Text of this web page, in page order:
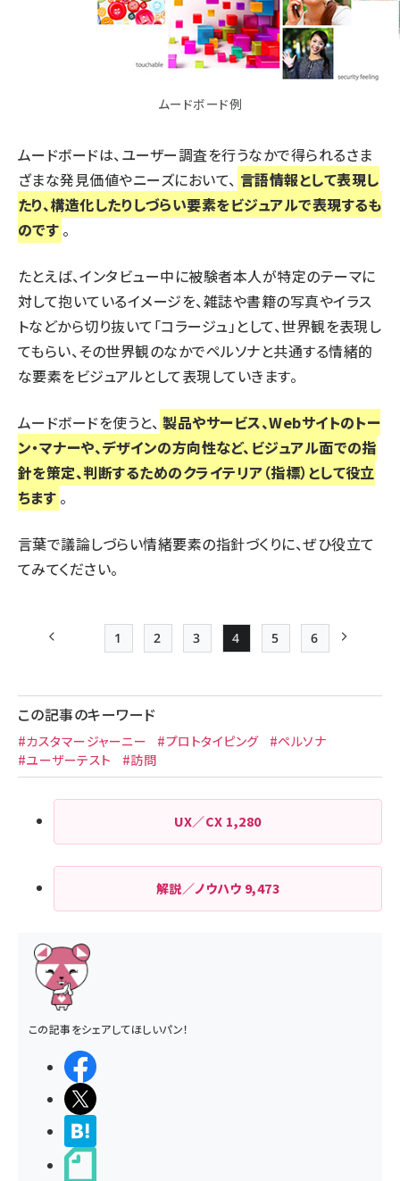
ムードボード例
ムードボードは、ユーザー調査を行うなかで得られるさま
ざまな発見価値やニーズにおいて、 言語情報として表現し
たり、構造化したりしづらい要素をビジュアルで表現するも
のです 。
たとえば、インタビュー中に被験者本人が特定のテーマに
対して抱いているイメージを、雑誌や書籍の写真やイラス
トなどから切り抜いて「コラージュ」として、世界観を表現し
てもらい、その世界観のなかでペルソナと共通する情緒的
な要素をビジュアルとして表現していきます。
ムードボードを使うと、 製品やサービス、Webサイトのトー
ン・マナーや、デザインの方向性など、ビジュアル面での指
針を策定、判断するためのクライテリア（指標）として役立
ちます 。
言葉で議論しづらい情緒要素の指針づくりに、ぜひ役立て
てみてください。
送
前ページ 先頭ページ
1
Page
2
Page
3
Page
4
Page
5
Page
6
この記事のキーワード
#カスタマージャーニー #プロトタイピング
#ペルソナ
#ユーザーテスト
#訪問
UX／CX 1,280
解説／ノウハウ 9,473
この記事をシェアしてほしいパン！